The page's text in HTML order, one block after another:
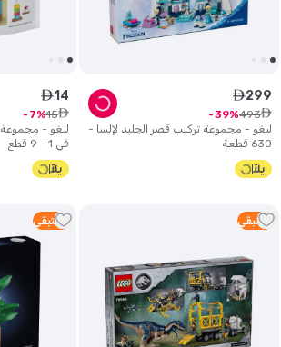
ليغو - مجموعة تركيب قصر الجليد لإلسا -
630 قطعة
ê299
ê
493
39
في 1 - 9 قطع
ê14
ê
15
7
1 متبقي 3 متبقي